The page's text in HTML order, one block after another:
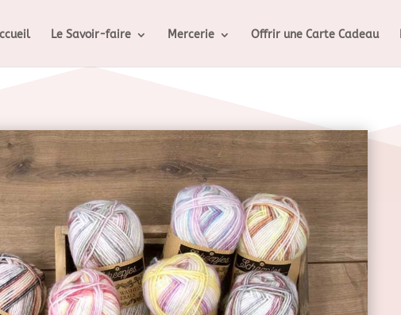
Le Savoir-faire Mercerie Offrir une Carte Cadeau